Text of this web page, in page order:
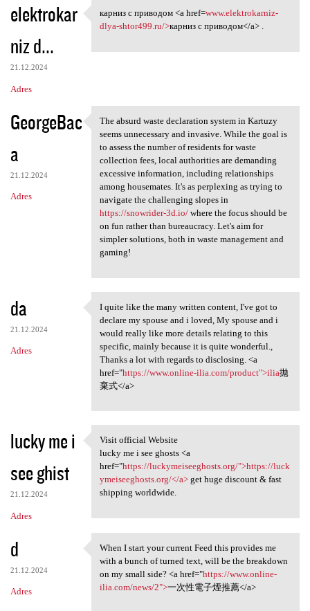
elektrokar
niz d...
21.12.2024
Adres
карниз с приводом <a href=www
карниз с приводом <a href=www.elektrokarniz-
dlya-shtor499.ru/>карниз с приводом</a> .
GeorgeBac
a
21.12.2024
Adres
The absurd waste declaration
The absurd waste declaration system in Kartuzy
seems unnecessary and invasive. While the goal is
to assess the number of residents for waste
collection fees, local authorities are demanding
excessive information, including relationships
among housemates. It's as perplexing as trying to
navigate the challenging slopes in
https://snowrider-3d.io/where the focus should be
on fun rather than bureaucracy. Let's aim for
simpler solutions, both in waste management and
gaming!
da
21.12.2024
Adres
I quite like the many written
I quite like the many written content, I've got to
declare my spouse and i loved, My spouse and i
would really like more details relating to this
specific, mainly because it is quite wonderful.,
Thanks a lot with regards to disclosing. <a
href="https://www.online-ilia.com/product">ilia拋
棄式</a>
lucky me i
see ghist
21.12.2024
Adres
Visit official Website
Visit official Website
lucky me i see ghosts <a
href="https://luckymeiseeghosts.org/">https://luck
ymeiseeghosts.org/</a>get huge discount & fast
shipping worldwide.
d
21.12.2024
Adres
When I start your current
When I start your current Feed this provides me
with a bunch of turned text, will be the breakdown
on my small side? <a href="https://www.online-
ilia.com/news/2">一次性電子煙推薦</a>